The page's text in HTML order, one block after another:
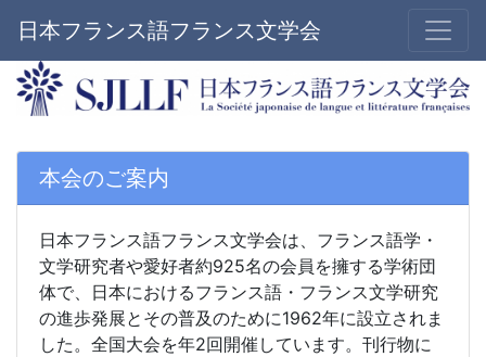
日本フランス語フランス文学会
本会のご案内
日本フランス語フランス文学会は、フランス語学・
文学研究者や愛好者約925名の会員を擁する学術団
体で、日本におけるフランス語・フランス文学研究
の進歩発展とその普及のために1962年に設立されま
した。全国大会を年2回開催しています。刊行物に